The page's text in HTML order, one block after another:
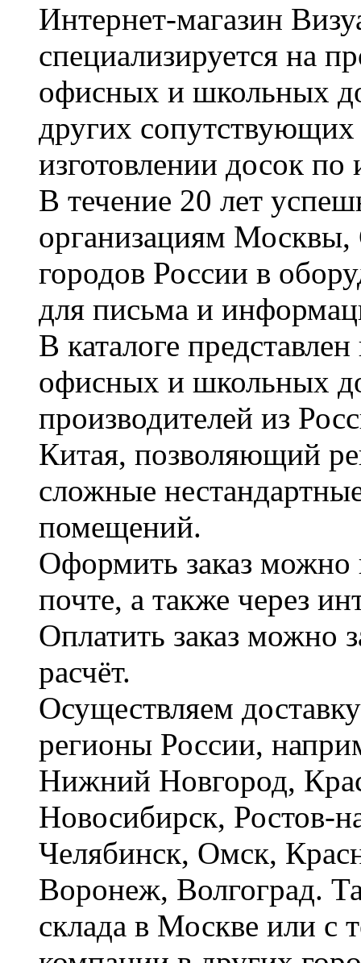
Интернет-магазин
специализируется на
офисных и школьных
других сопутствующих
изготовлении досок по
В течение 20 лет
организациям Москвы,
городов России в
для письма и
В каталоге
офисных и школьных
производителей из
Китая, позволяющий
сложные
помещений.
Оформить заказ можно
почте, а также через
Оплатить заказ можно
расчёт.
Осуществляем
регионы России,
Нижний Новгород,
Новосибирск, Ростов-
Челябинск, Омск,
Воронеж, Волгоград.
склада в Москве или с